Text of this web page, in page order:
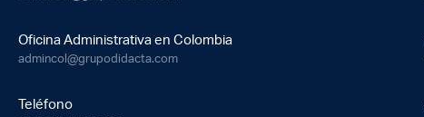
Oficina Administrativa en Colombia
admincol@grupodidacta.com
Teléfono